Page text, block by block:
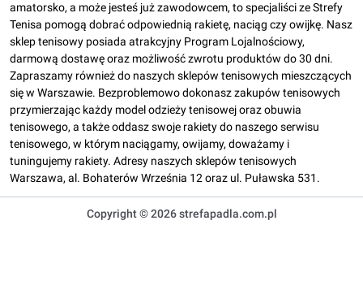
amatorsko, a może jesteś już zawodowcem, to specjaliści ze Strefy
Tenisa pomogą dobrać odpowiednią rakietę, naciąg czy owijkę. Nasz
sklep tenisowy posiada atrakcyjny Program Lojalnościowy,
darmową dostawę oraz możliwość zwrotu produktów do 30 dni.
Zapraszamy również do naszych sklepów tenisowych mieszczących
się w Warszawie. Bezproblemowo dokonasz zakupów tenisowych
przymierzając każdy model odzieży tenisowej oraz obuwia
tenisowego, a także oddasz swoje rakiety do naszego serwisu
tenisowego, w którym naciągamy, owijamy, doważamy i
tuningujemy rakiety. Adresy naszych sklepów tenisowych
Warszawa, al. Bohaterów Września 12 oraz ul. Puławska 531.
Copyright © 2026 strefapadla.com.pl